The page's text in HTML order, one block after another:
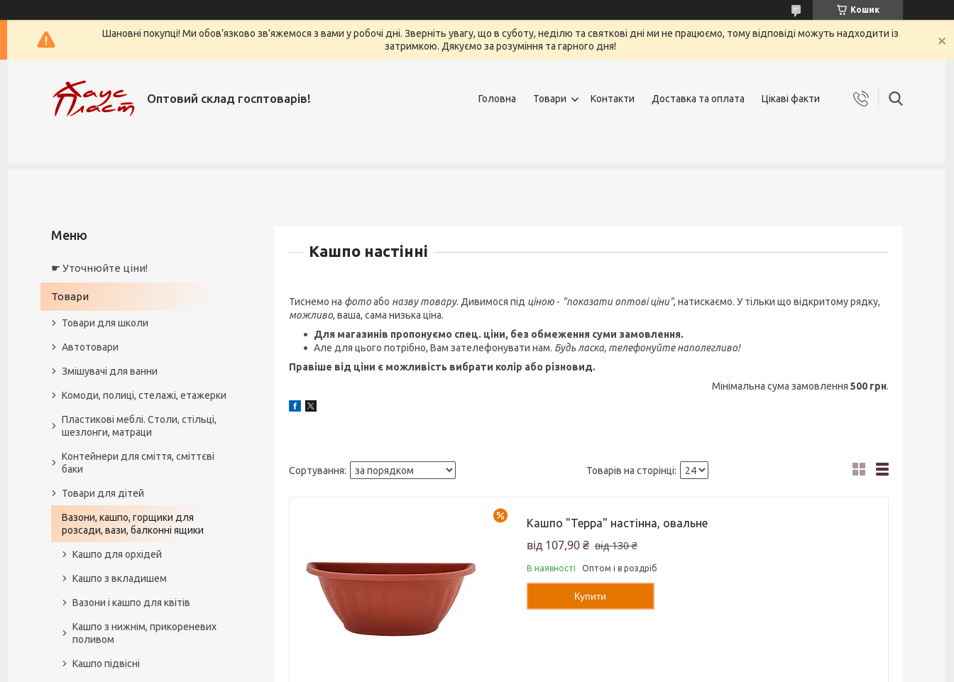
Кошик
Шановні покупці! Ми обов’язково зв’яжемося з вами у робочі дні. Зверніть увагу, що в суботу, неділю та святкові дні ми не працюємо, тому відповіді можуть надходити із
затримкою. Дякуємо за розуміння та гарного дня!
Оптовий склад госптоварів! Головна Товари Контакти Доставка та оплата Цікаві факти
Кашпо настінні
Тиснемо на фотоабо назву товару. Дивимося під ціною - "показати оптові ціни", натискаємо. У тільки що відкритому рядку,
можливо, ваша, сама низька ціна.
Для магазинів пропонуємо спец. ціни, без обмеження суми замовлення.
Але для цього потрібно, Вам зателефонувати нам. Будь ласка, телефонуйте наполегливо!
Правіше від ціни є можливість вибрати колір або різновид.
Мінімальна сума замовлення 500 грн.
Кашпо "Терра" настінна, овальне
від 107,90 ₴ від 130 ₴
В наявності Оптом і в роздріб
Купити
☛ Уточнюйте ціни!
Товари
Товари для школи
Автотовари
Змішувачі для ванни
Комоди, полиці, стелажі, етажерки
Пластикові меблі. Столи, стільці,
шезлонги, матраци
Контейнери для сміття, сміттєві
баки
Товари для дітей
Вазони, кашпо, горщики для
розсади, вази, балконні ящики
Кашпо для орхідей
Кашпо з вкладишем
Вазони і кашпо для квітів
Кашпо з нижнім, прикореневих
поливом
Кашпо підвісні